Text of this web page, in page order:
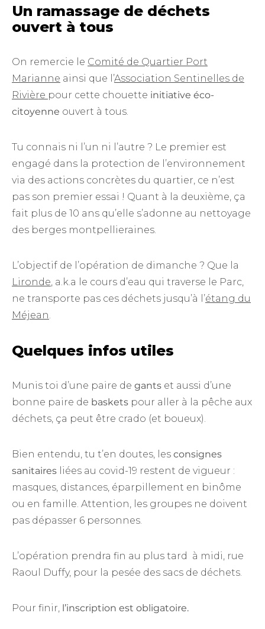
Un ramassage de déchets
ouvert à tous
On remercie le Comité de Quartier Port
Marianne ainsi que l’Association Sentinelles de
Rivière pour cette chouette initiative éco-
citoyenne ouvert à tous.
Tu connais ni l’un ni l’autre ? Le premier est
engagé dans la protection de l’environnement
via des actions concrètes du quartier, ce n’est
pas son premier essai ! Quant à la deuxième, ça
fait plus de 10 ans qu’elle s’adonne au nettoyage
des berges montpellieraines.
L’objectif de l’opération de dimanche ? Que la
Lironde, a.k.a le cours d’eau qui traverse le Parc,
ne transporte pas ces déchets jusqu’à l’étang du
Méjean.
Quelques infos utiles
Munis toi d’une paire de gants et aussi d’une
bonne paire de baskets pour aller à la pêche aux
déchets, ça peut être crado (et boueux).
Bien entendu, tu t’en doutes, les consignes
sanitaires liées au covid-19 restent de vigueur :
masques, distances, éparpillement en binôme
ou en famille. Attention, les groupes ne doivent
pas dépasser 6 personnes.
L’opération prendra fin au plus tard à midi, rue
Raoul Duffy, pour la pesée des sacs de déchets.
Pour finir, l’inscription est obligatoire.